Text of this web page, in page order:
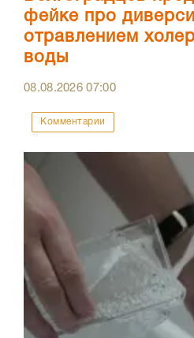
фейке про
отравлением
воды
08.08.202607:00
Комментарии